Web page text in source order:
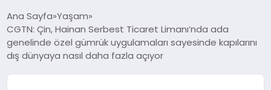
TEKNOLOJI
Ana Sayfa Yaşam
CGTN: Çin, Hainan Serbest Ticaret Limanı’nda ada
genelinde özel gümrük uygulamaları sayesinde kapılarını
dış dünyaya nasıl daha fazla açıyor